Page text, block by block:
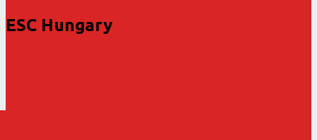
ESC Hungary